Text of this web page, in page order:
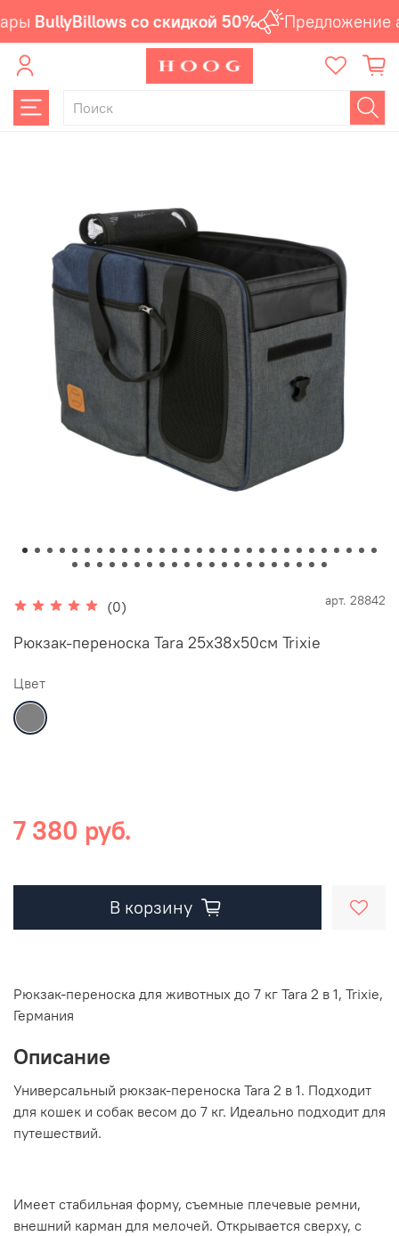
BullyBillows со скидкой 50% Предложение
(0) арт. 28842
Рюкзак-переноска Tara 25х38х50см Trixie
Цвет
7 380 руб.
В корзину
Рюкзак-переноска для животных до 7 кг Tara 2 в 1, Trixie,
Германия
Описание
Универсальный рюкзак-переноска Tara 2 в 1. Подходит
для кошек и собак весом до 7 кг. Идеально подходит для
путешествий.
Имеет стабильная форму, съемные плечевые ремни,
внешний карман для мелочей. Открывается сверху, с